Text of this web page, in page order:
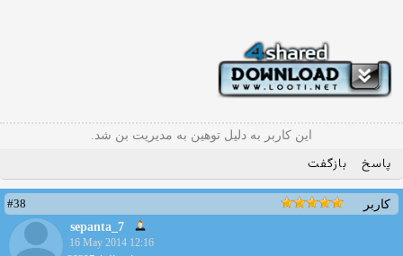
این کاربر به دلیل توهین به مدیریت بن شد.
پاسخ بازگفت
کاربر
#38
sepanta_7
16 May 2014 12:16